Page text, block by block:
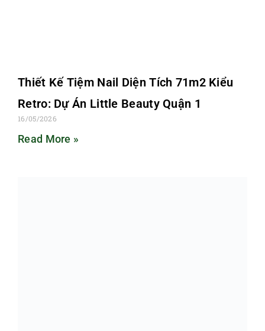
Thiết Kế Tiệm Nail Diện Tích 71m2 Kiểu
Retro: Dự Án Little Beauty Quận 1
16/05/2026
Read More »